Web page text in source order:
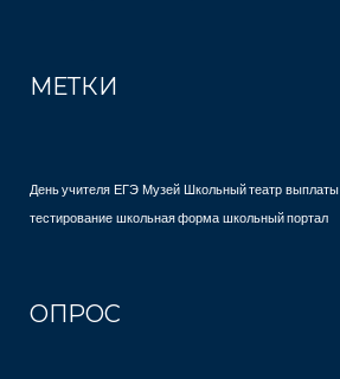
МЕТКИ
День учителя ЕГЭ Музей Школьный театр выплаты
тестирование школьная форма школьный портал
ОПРОС